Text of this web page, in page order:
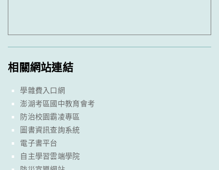
相關網站連結
學雜費入口網
澎湖考區國中教育會考
防治校園霸凌專區
圖書資訊查詢系統
電子書平台
自主學習雲端學院